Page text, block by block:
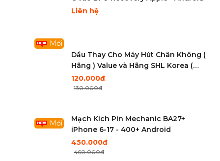
Liên hệ
Mới
Dầu Thay Cho Máy Hút Chân Không (
Hãng ) Value và Hãng SHL Korea (
Shlasean ) Hàn Quốc
120.000đ
130.000đ
Mới
Mạch Kích Pin Mechanic BA27+
iPhone 6-17 - 400+ Android
450.000đ
460.000đ